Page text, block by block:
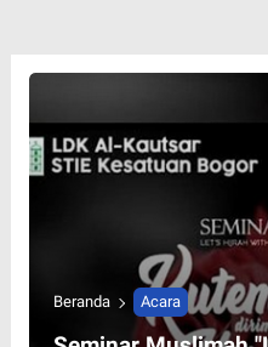
Beranda Acara